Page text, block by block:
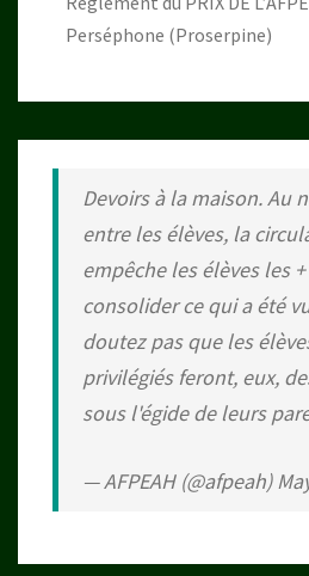
Perséphone (Proserpine)
Devoirs à la maison. Au
entre les élèves, la
empêche les élèves les
consolider ce qui a été
doutez pas que les
privilégiés feront, eux,
sous l'égide de leurs
— AFPEAH (@afpeah)